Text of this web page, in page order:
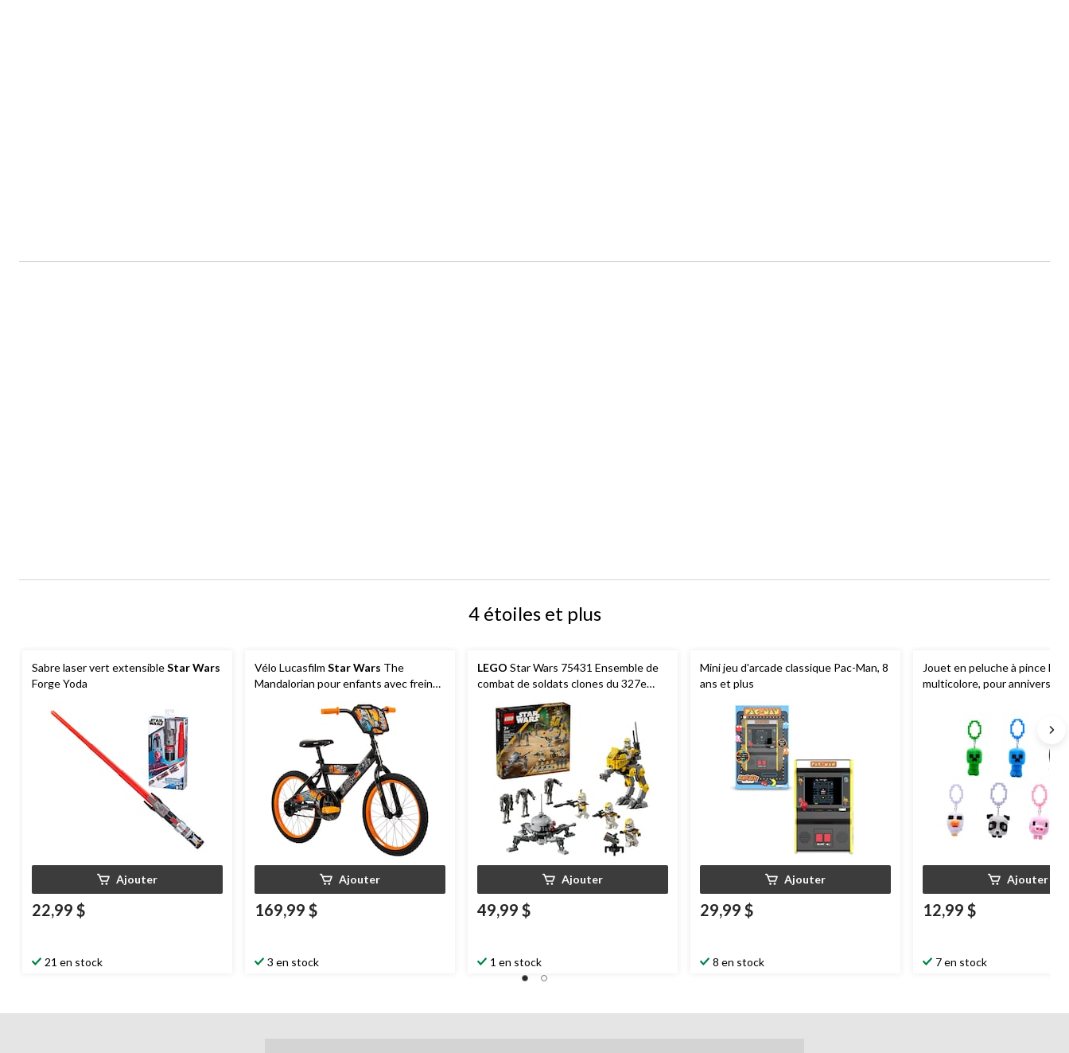
4 étoiles et plus
Sabre laser vert extensibleStar Wars
Forge Yoda
Ajouter
22,99 $
21 en stock
Vélo Lucasfilm Star Wars The
Mandalorian pour enfants avec freins
Ajouter
169,99 $
3 en stock
LEGO Star Wars 75431 Ensemble de
combat de soldats clones du 327e
corps d'armée stellaire pour 7 ans et
plus, paq. 258
Ajouter
49,99 $
1 en stock
Mini jeu d'arcade classique Pac-Man, 8
ans et plus
Ajouter
29,99 $
8 en stock
Jouet en peluche à pince
multicolore, pour
Ajouter
12,99 $
7 en stock